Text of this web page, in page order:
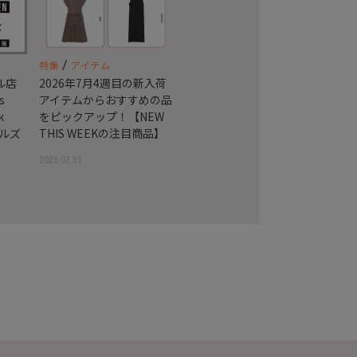
店
ズ
特集 / アイテム
2026年7月4週目の新入荷
アイテムからおすすめの品
をピックアップ！【NEW
THIS WEEKの注目商品】
2026.07.31